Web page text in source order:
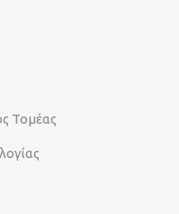
Τομέας